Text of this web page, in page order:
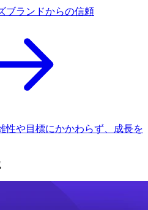
ブランドからの信頼
性や目標にかかわらず、成長を